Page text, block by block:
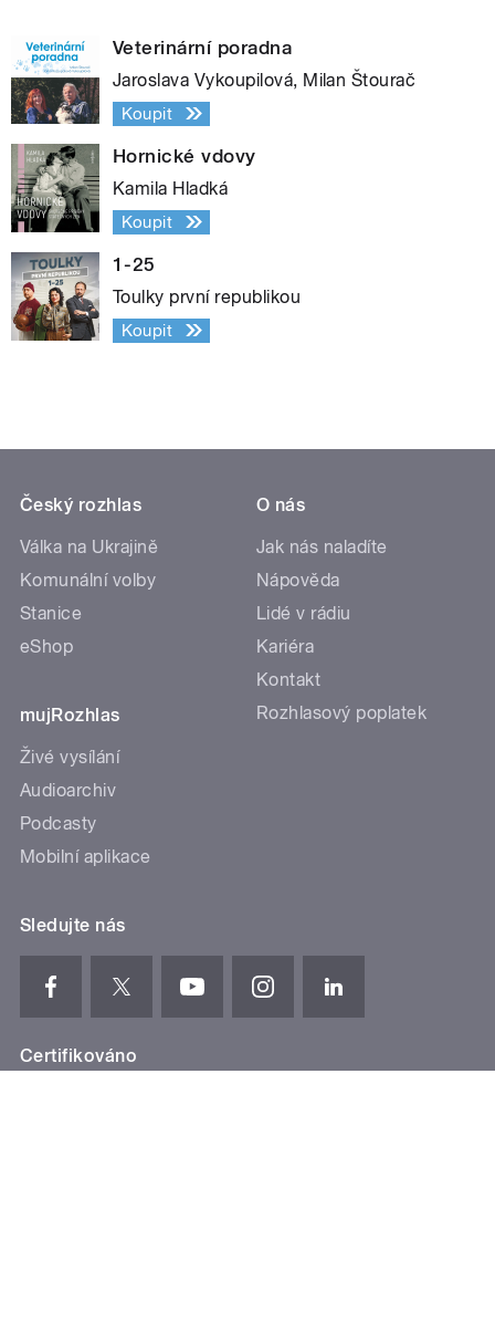
Veterinární poradna
Jaroslava Vykoupilová, Milan Štourač
Koupit
Hornické vdovy
Kamila Hladká
Koupit
1-25
Toulky první republikou
Koupit
Český rozhlas
Válka na Ukrajině
Komunální volby
Stanice
eShop
mujRozhlas
Živé vysílání
Audioarchiv
Podcasty
Mobilní aplikace
O nás
Jak nás naladíte
Nápověda
Lidé v rádiu
Kariéra
Kontakt
Rozhlasový poplatek
Sledujte nás
Certifikováno